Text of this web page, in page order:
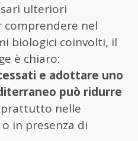
ulteriori
nel
biologici coinvolti, il
è chiaro:
e adottare uno
può ridurre
nelle
in presenza di